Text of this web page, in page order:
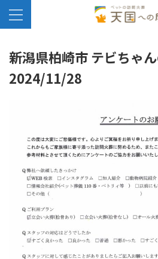
新潟県柏崎市 テビちゃ
2024/11/28